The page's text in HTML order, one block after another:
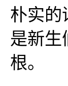
朴实
是新生
根。